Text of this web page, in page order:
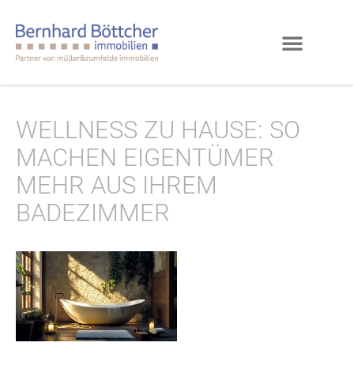
WELLNESS ZU HAUSE: SO
MACHEN EIGENTÜMER
MEHR AUS IHREM
BADEZIMMER